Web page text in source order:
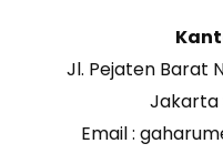
Jl. Pejaten Barat
Jakarta
Email :